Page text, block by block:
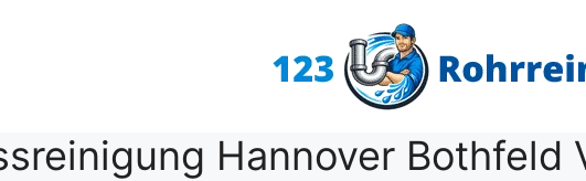
Hannover Bothfeld